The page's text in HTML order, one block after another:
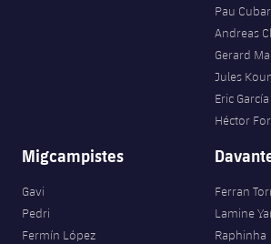
Pau
Andreas
Gerard
Jules
Eric García
Héctor
Migcampistes
Gavi
Pedri
Fermín López
Ferran
Lamine
Raphinha